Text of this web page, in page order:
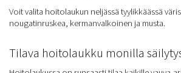
Voit valita hoitolaukun neljässä tyylikkäässä
nougatinruskea, kermanvalkoinen ja musta.
Tilava hoitolaukku monilla